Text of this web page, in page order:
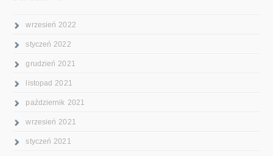
wrzesień 2022
styczeń 2022
grudzień 2021
listopad 2021
październik 2021
wrzesień 2021
styczeń 2021